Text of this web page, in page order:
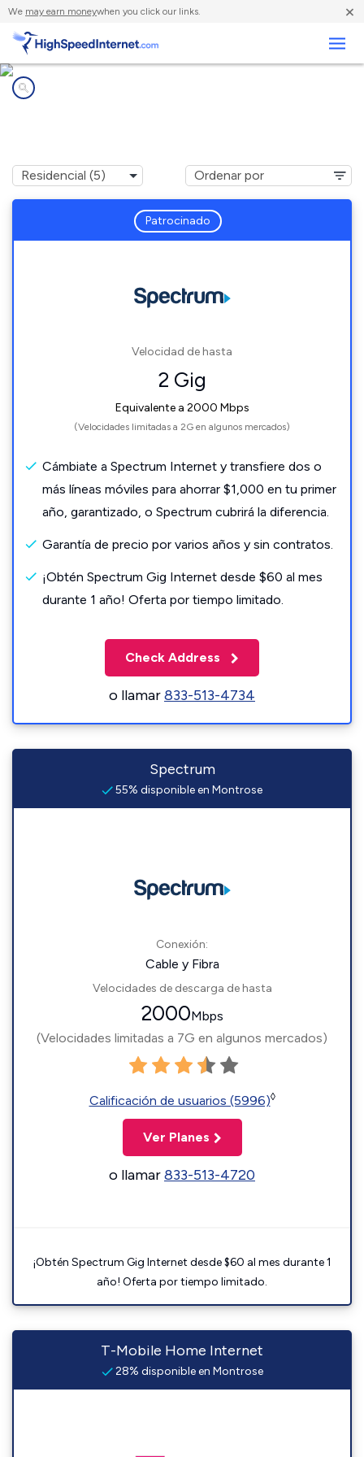
We may earn moneywhen you click our links. ×
Patrocinado
Velocidad de hasta
2 Gig
Equivalente a 2000 Mbps
(Velocidades limitadas a 2G en algunos mercados)
Cámbiate a Spectrum Internet y transfiere dos o
más líneas móviles para ahorrar $1,000 en tu primer
año, garantizado, o Spectrum cubrirá la diferencia.
Garantía de precio por varios años y sin contratos.
¡Obtén Spectrum Gig Internet desde $60 al mes
durante 1 año! Oferta por tiempo limitado.
Check Address
o llamar833-513-4734
Spectrum
55% disponible en Montrose
Conexión:
Cable y Fibra
Velocidades de descarga de hasta
2000Mbps
(Velocidades limitadas a 7G en algunos mercados)
Calificación de usuarios (5996)◊
Ver Planes
o llamar833-513-4720
¡Obtén Spectrum Gig Internet desde $60 al mes durante 1
año! Oferta por tiempo limitado.
T-Mobile Home Internet
28% disponible en Montrose